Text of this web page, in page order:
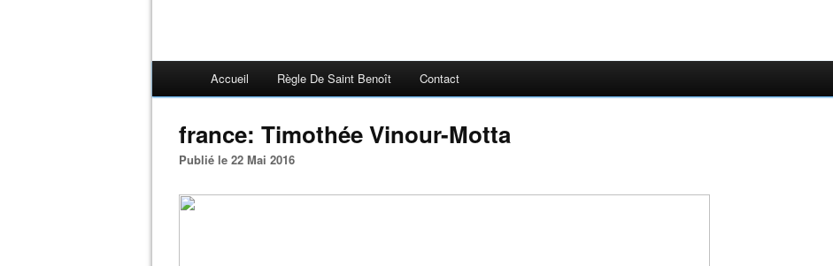
Accueil Règle De Saint Benoît Contact
france: Timothée Vinour-Motta
Publié le 22 Mai 2016